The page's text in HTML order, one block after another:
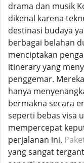
drama dan musik
dikenal karena
destinasi budaya
berbagai belahan
menciptakan
itinerary yang
penggemar.
hanya
bermakna secara
seperti bebas visa
mempercepat
perjalanan ini.
yang sangat